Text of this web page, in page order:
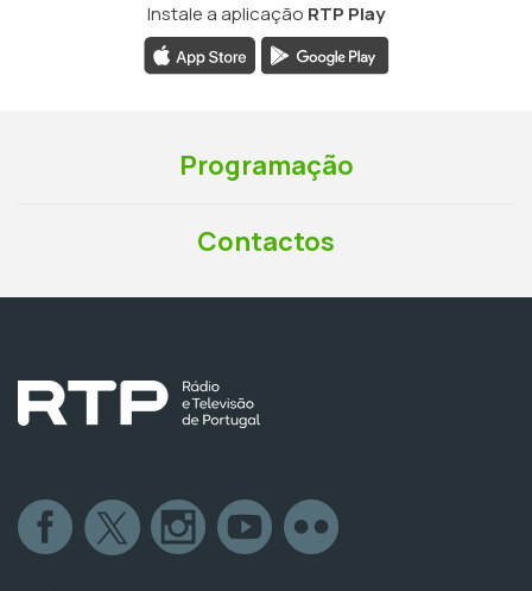
Instale a aplicação RTP Play
Programação
Contactos